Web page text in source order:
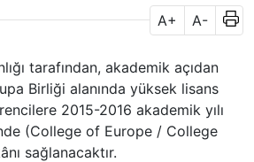
A+ A-
tarafından, akademik açıdan
Birliği alanında yüksek lisans
2015-2016 akademik yılı
(College of Europe / College
sağlanacaktır.